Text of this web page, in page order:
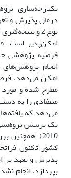
یکپارچه‌سازی
درمان پذیرش و
نوع 2 و نتیجه‌گیری کلی از تمامی آن‌ها، فقط با انجام فراتحلیل
امکان‌پذیر است.
فرضیه پژوهشی
انجام
امکان می‌دهد،
مطرح شده و مورد
متضادی را به
می‌دهد که
یک پرسش پژوهشی
2010).
کشور تاکنون
بپردازد، انجام